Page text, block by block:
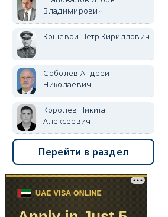
Владимирович
Кошевой Петр Кириллович
Соболев Андрей
Николаевич
Королев Никита
Алексеевич
Перейти в раздел